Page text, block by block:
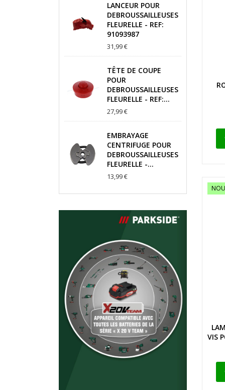
LANCEUR POUR
DEBROUSSAILLEUSES
FLEURELLE - REF:
91093987
31,99 €
TÊTE DE COUPE
POUR
DEBROUSSAILLEUSES
FLEURELLE - REF:...
27,99 €
EMBRAYAGE
CENTRIFUGE POUR
DEBROUSSAILLEUSES
FLEURELLE -...
13,99 €
VIS